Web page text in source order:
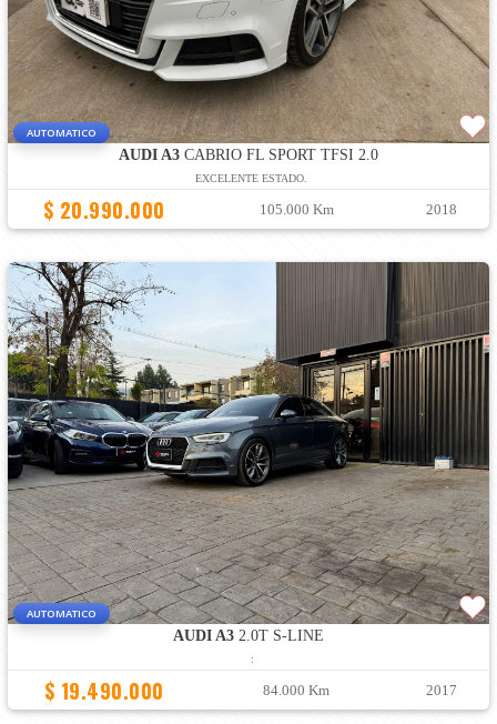
AUTOMATICO
AUDI A3CABRIO FL SPORT TFSI 2.0
EXCELENTE ESTADO.
$ 20.990.000 105.000 Km 2018
AUTOMATICO
AUDI A32.0T S-LINE
:
$ 19.490.000 84.000 Km 2017